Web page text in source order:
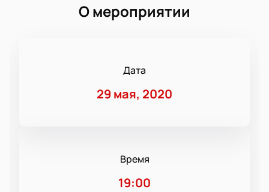
О мероприятии
Дата
29 мая, 2020
Время
19:00